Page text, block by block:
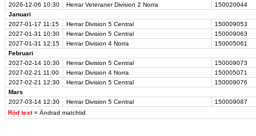
Röd text = Ändrad matchtid
2026-12-06 10:30 Herrar Veteraner Division 2 Norra 150020044
Januari
2027-01-17 11:15 Herrar Division 5 Central 150009053
2027-01-31 10:30 Herrar Division 5 Central 150009063
2027-01-31 12:15 Herrar Division 4 Norra 150005061
Februari
2027-02-14 10:30 Herrar Division 5 Central 150009073
2027-02-21 11:00 Herrar Division 4 Norra 150005071
2027-02-21 12:30 Herrar Division 5 Central 150009076
Mars
2027-03-14 12:30 Herrar Division 5 Central 150009087